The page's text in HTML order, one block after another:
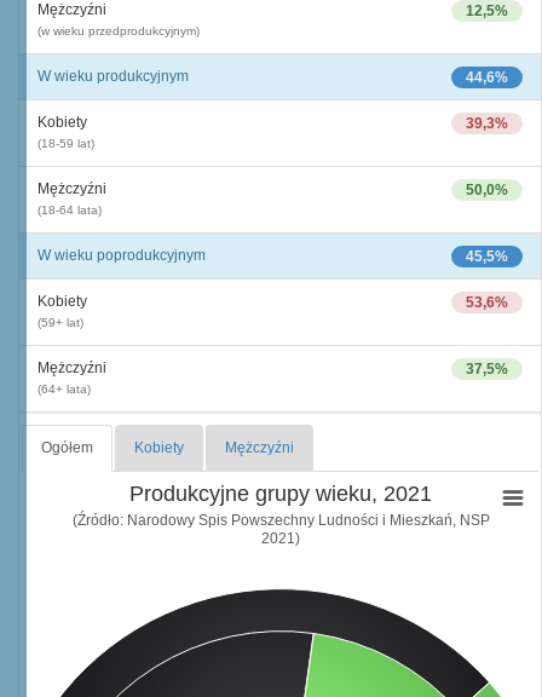
12,5%
Mężczyźni
(w wieku przedprodukcyjnym)
44,6%
W wieku produkcyjnym
39,3%
Kobiety
(18-59 lat)
50,0%
Mężczyźni
(18-64 lata)
45,5%
W wieku poprodukcyjnym
53,6%
Kobiety
(59+ lat)
37,5%
Mężczyźni
(64+ lata)
Ogółem Kobiety Mężczyźni
Produkcyjne grupy wieku, 2021
(Źródło: Narodowy Spis Powszechny Ludności i Mieszkań, NSP
2021)